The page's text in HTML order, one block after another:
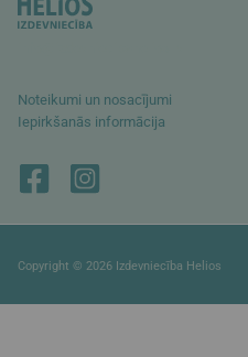
Noteikumi un nosacījumi
Iepirkšanās informācija
Copyright © 2026 Izdevniecība Helios